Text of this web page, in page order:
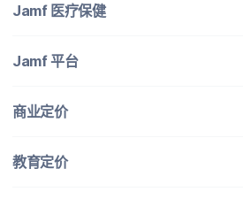
Jamf 医​疗​保健
Jamf平台
商业定​价
教育定​价